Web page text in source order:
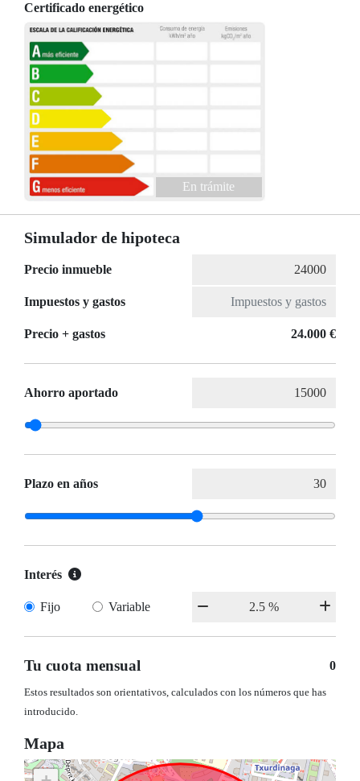
Certificado energético
En trámite
Simulador de hipoteca
Precio inmueble
Impuestos y gastos
Precio + gastos 24.000 €
Ahorro aportado
Plazo en años
Interés
Fijo Variable
Tu cuota mensual 0
Estos resultados son orientativos, calculados con los números que has
introducido.
Mapa